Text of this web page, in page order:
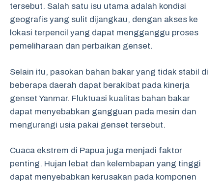
tersebut. Salah satu isu utama adalah kondisi
geografis yang sulit dijangkau, dengan akses ke
lokasi terpencil yang dapat mengganggu proses
pemeliharaan dan perbaikan genset.
Selain itu, pasokan bahan bakar yang tidak stabil di
beberapa daerah dapat berakibat pada kinerja
genset Yanmar. Fluktuasi kualitas bahan bakar
dapat menyebabkan gangguan pada mesin dan
mengurangi usia pakai genset tersebut.
Cuaca ekstrem di Papua juga menjadi faktor
penting. Hujan lebat dan kelembapan yang tinggi
dapat menyebabkan kerusakan pada komponen